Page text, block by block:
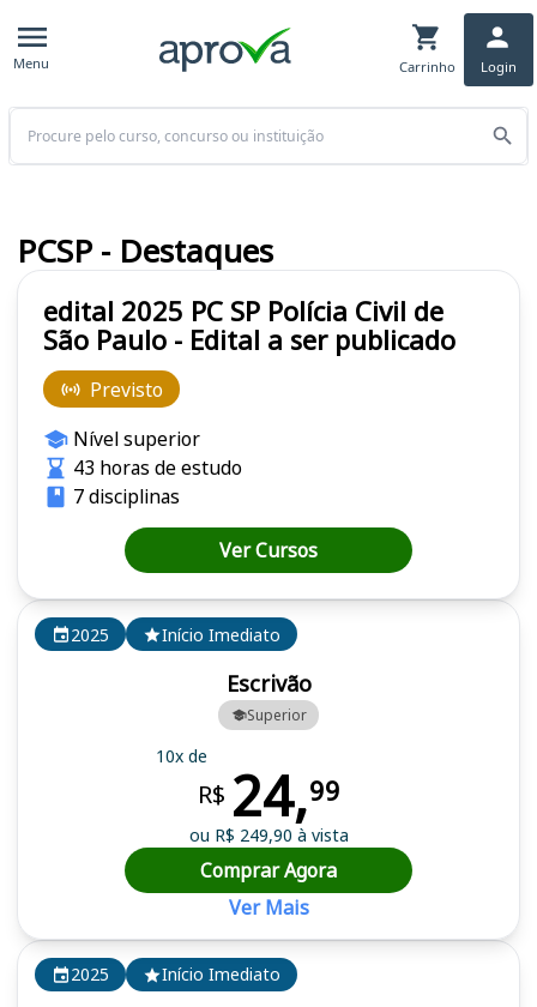
Menu Carrinho Login
Buscar
2025 Início Imediato
2025 Início Imediato
Escrivão
Superior
10x de
R$ 24,99
ou R$ 249,90 à vista
Comprar Agora
Ver Mais
edital 2025 PC SP Polícia Civil de
São Paulo - Edital a ser publicado
Previsto
Nível superior
43 horas de estudo
7 disciplinas
Ver Cursos
PCSP - Destaques